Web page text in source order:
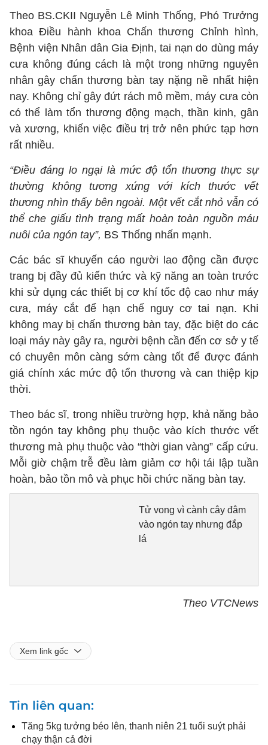
Theo BS.CKII Nguyễn Lê Minh Thống, Phó Trưởng
khoa Điều hành khoa Chấn thương Chỉnh hình,
Bệnh viện Nhân dân Gia Định, tai nạn do dùng máy
cưa không đúng cách là một trong những nguyên
nhân gây chấn thương bàn tay nặng nề nhất hiện
nay. Không chỉ gây đứt rách mô mềm, máy cưa còn
có thể làm tổn thương động mạch, thần kinh, gân
và xương, khiến việc điều trị trở nên phức tạp hơn
rất nhiều.
“Điều đáng lo ngại là mức độ tổn thương thực sự
thường không tương xứng với kích thước vết
thương nhìn thấy bên ngoài. Một vết cắt nhỏ vẫn có
thể che giấu tình trạng mất hoàn toàn nguồn máu
nuôi của ngón tay”, BS Thống nhấn mạnh.
Các bác sĩ khuyến cáo người lao động cần được
trang bị đầy đủ kiến thức và kỹ năng an toàn trước
khi sử dụng các thiết bị cơ khí tốc độ cao như máy
cưa, máy cắt để hạn chế nguy cơ tai nạn. Khi
không may bị chấn thương bàn tay, đặc biệt do các
loại máy này gây ra, người bệnh cần đến cơ sở y tế
có chuyên môn càng sớm càng tốt để được đánh
giá chính xác mức độ tổn thương và can thiệp kịp
thời.
Theo bác sĩ, trong nhiều trường hợp, khả năng bảo
tồn ngón tay không phụ thuộc vào kích thước vết
thương mà phụ thuộc vào “thời gian vàng” cấp cứu.
Mỗi giờ chậm trễ đều làm giảm cơ hội tái lập tuần
hoàn, bảo tồn mô và phục hồi chức năng bàn tay.
Tử vong vì cành cây đâm
vào ngón tay nhưng đắp
lá
Theo VTCNews
Xem link gốc
Tin liên quan
Tăng 5kg tưởng béo lên, thanh niên 21 tuổi suýt phải
chạy thận cả đời